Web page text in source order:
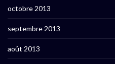
octobre 2013
septembre 2013
août 2013